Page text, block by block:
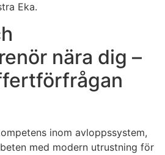
Eka.
nära dig –
inom avloppssystem,
med modern utrustning för